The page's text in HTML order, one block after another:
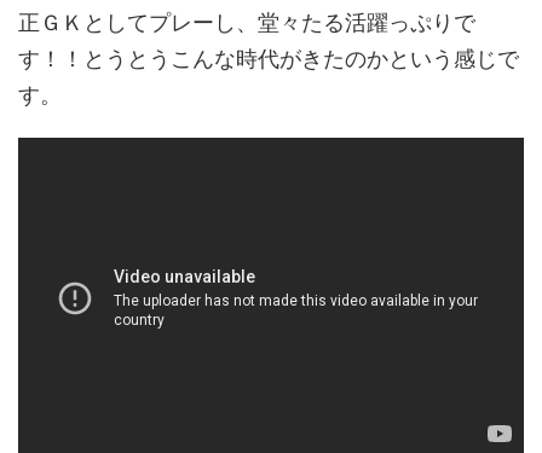
正ＧＫとしてプレーし、堂々たる活躍っぷりで
す！！とうとうこんな時代がきたのかという感じで
す。